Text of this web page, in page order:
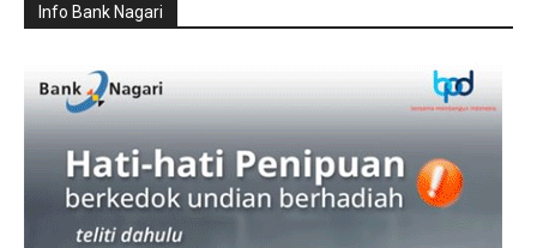
Info Bank Nagari